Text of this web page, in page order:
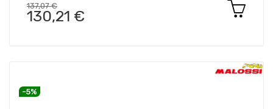
137,07 €
130,21 €
-5%